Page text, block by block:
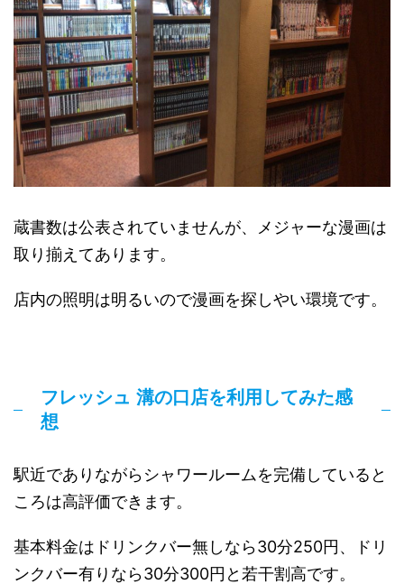
蔵書数は公表されていませんが、メジャーな漫画は
取り揃えてあります。
店内の照明は明るいので漫画を探しやい環境です。
フレッシュ 溝の口店を利用してみた感
想
駅近でありながらシャワールームを完備していると
ころは高評価できます。
基本料金はドリンクバー無しなら30分250円、ドリ
ンクバー有りなら30分300円と若干割高です。